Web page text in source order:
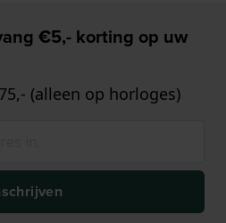
€5,- korting op uw
(alleen op horloges)